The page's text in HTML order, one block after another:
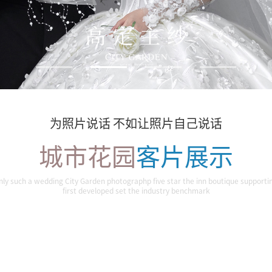
为照片说话 不如让照片自己说话
城市花园客片展示
such a wedding City Garden photographp five star the inn boutique
first developed set the industry benchmark